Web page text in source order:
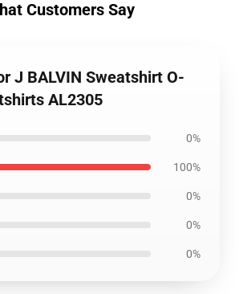
Customers Say
J BALVIN Sweatshirt O-
AL2305
0%
100%
0%
0%
0%